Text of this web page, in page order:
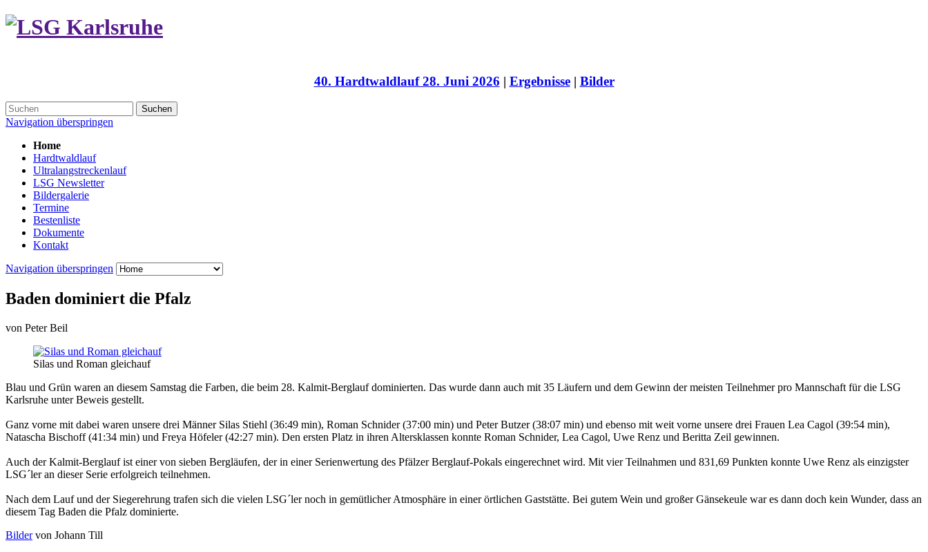
40. Hardtwaldlauf 28. Juni 2026 | Ergebnisse| Bilder
Suchen
Navigation überspringen
Home
Hardtwaldlauf
Ultralangstreckenlauf
LSG Newsletter
Bildergalerie
Termine
Bestenliste
Dokumente
Kontakt
Navigation überspringen
Baden dominiert die Pfalz
von Peter Beil
Silas und Roman gleichauf
Blau und Grün waren an diesem Samstag die Farben, die beim 28. Kalmit-Berglauf dominierten. Das wurde dann auch mit 35 Läufern und dem Gewinn der meisten Teilnehmer pro Mannschaft für die LSG
Karlsruhe unter Beweis gestellt.
Ganz vorne mit dabei waren unsere drei Männer Silas Stiehl (36:49 min), Roman Schnider (37:00 min) und Peter Butzer (38:07 min) und ebenso mit weit vorne unsere drei Frauen Lea Cagol (39:54 min),
Natascha Bischoff (41:34 min) und Freya Höfeler (42:27 min). Den ersten Platz in ihren Altersklassen konnte Roman Schnider, Lea Cagol, Uwe Renz und Beritta Zeil gewinnen.
Auch der Kalmit-Berglauf ist einer von sieben Bergläufen, der in einer Serienwertung des Pfälzer Berglauf-Pokals eingerechnet wird. Mit vier Teilnahmen und 831,69 Punkten konnte Uwe Renz als einzigster
LSG´ler an dieser Serie erfolgreich teilnehmen.
Nach dem Lauf und der Siegerehrung trafen sich die vielen LSG´ler noch in gemütlicher Atmosphäre in einer örtlichen Gaststätte. Bei gutem Wein und großer Gänsekeule war es dann doch kein Wunder, dass an
diesem Tag Baden die Pfalz dominierte.
Bildervon Johann Till